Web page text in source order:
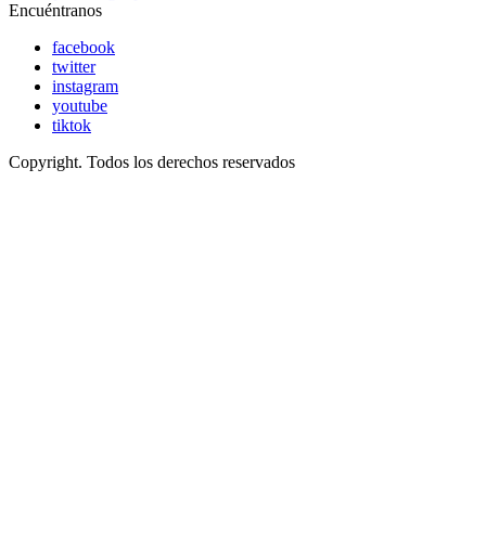
Encuéntranos
facebook
twitter
instagram
youtube
tiktok
Copyright. Todos los derechos reservados